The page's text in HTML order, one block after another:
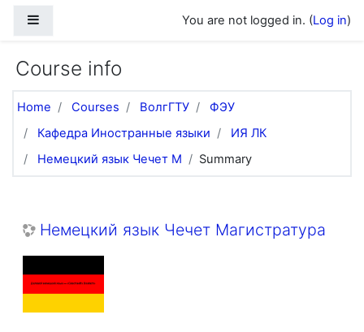
You are not logged in. (Log in)
Course info
Home Courses ВолгГТУ
ФЭУ
Кафедра Иностранные языки
ИЯ ЛК
Немецкий язык Чечет М
Summary
Немецкий язык Чечет Магистратура